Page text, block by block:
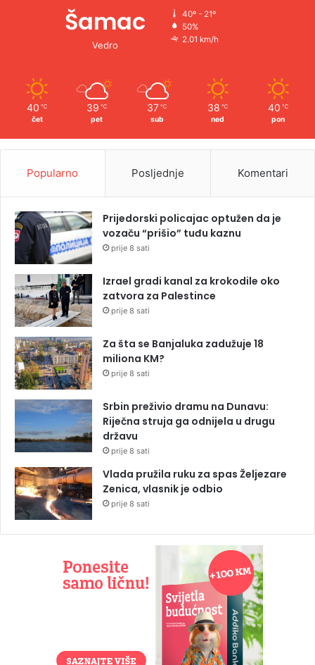
Šamac
Vedro
40º - 21º
50%
2.01 km/h
40 ℃
čet
39 ℃
pet
37 ℃
sub
38 ℃
ned
40 ℃
pon
Popularno Posljednje Komentari
Prijedorski policajac optužen da je
vozaču “prišio” tuđu kaznu
prije 8 sati
Izrael gradi kanal za krokodile oko
zatvora za Palestince
prije 8 sati
Za šta se Banjaluka zadužuje 18
miliona KM?
prije 8 sati
Srbin preživio dramu na Dunavu:
Riječna struja ga odnijela u drugu
državu
prije 8 sati
Vlada pružila ruku za spas Željezare
Zenica, vlasnik je odbio
prije 8 sati